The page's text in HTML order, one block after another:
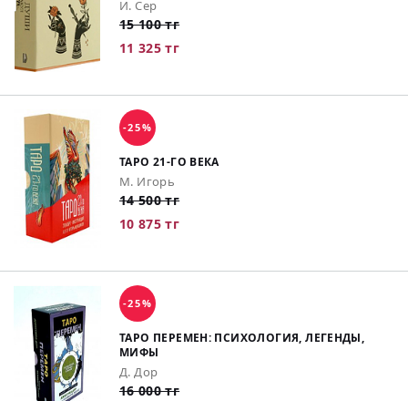
И. Сер
15 100 тг
11 325 тг
-25%
ТАРО 21-ГО ВЕКА
М. Игорь
14 500 тг
10 875 тг
-25%
ТАРО ПЕРЕМЕН: ПСИХОЛОГИЯ, ЛЕГЕНДЫ,
МИФЫ
Д. Дор
16 000 тг